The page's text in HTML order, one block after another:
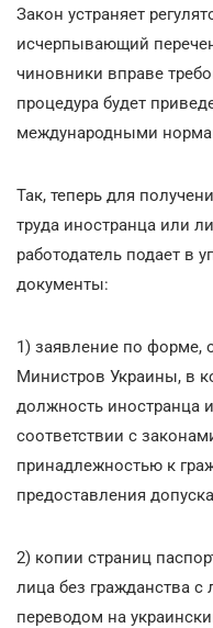
Закон устраняет
исчерпывающий
чиновники вправе
процедура будет
международными
Так, теперь для
труда иностранца или
работодатель подает в
документы:
1) заявление по форме,
Министров Украины, в
должность иностранца
соответствии с
принадлежностью к
предоставления
2) копии страниц
лица без гражданства
переводом на